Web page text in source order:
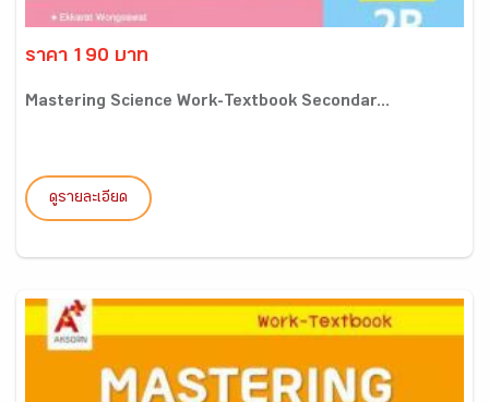
ราคา 190 บาท
Mastering Science Work-Textbook Secondar...
ดูรายละเอียด